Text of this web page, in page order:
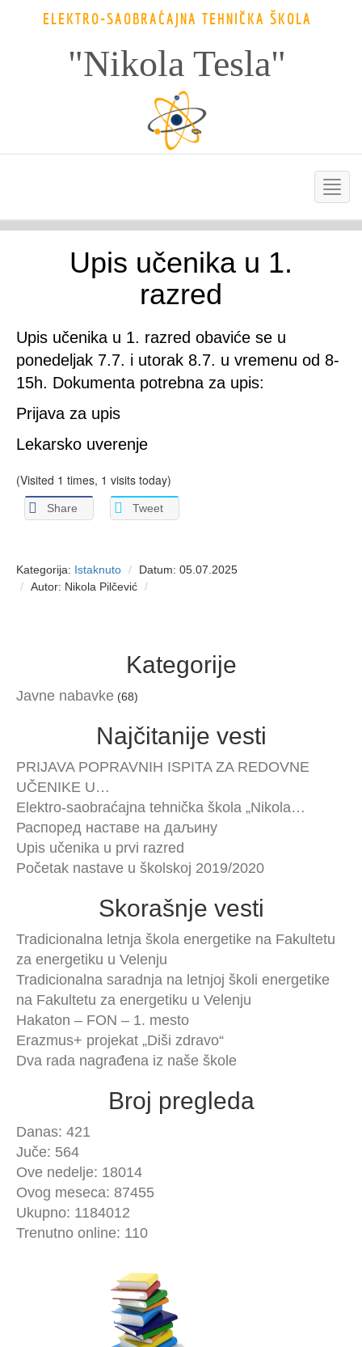
ELEKTRO-SAOBRAĆAJNA TEHNIČKA ŠKOLA
"Nikola Tesla"
Upis učenika u 1.
razred
Upis učenika u 1. razred obaviće se u
ponedeljak 7.7. i utorak 8.7. u vremenu od 8-
15h. Dokumenta potrebna za upis:
Prijava za upis
Lekarsko uverenje
(Visited 1 times, 1 visits today)
Share Tweet
Kategorija: Istaknuto
Datum: 05.07.2025
Autor: Nikola Pilčević
Kategorije
Javne nabavke (68)
Najčitanije vesti
PRIJAVA POPRAVNIH ISPITA ZA REDOVNE
UČENIKE U…
Elektro-saobraćajna tehnička škola „Nikola…
Распоред наставе на даљину
Upis učenika u prvi razred
Početak nastave u školskoj 2019/2020
Skorašnje vesti
Tradicionalna letnja škola energetike na Fakultetu
za energetiku u Velenju
Tradicionalna saradnja na letnjoj školi energetike
na Fakultetu za energetiku u Velenju
Hakaton – FON – 1. mesto
Erazmus+ projekat „Diši zdravo“
Dva rada nagrađena iz naše škole
Broj pregleda
Danas: 421
Juče: 564
Ove nedelje: 18014
Ovog meseca: 87455
Ukupno: 1184012
Trenutno online: 110